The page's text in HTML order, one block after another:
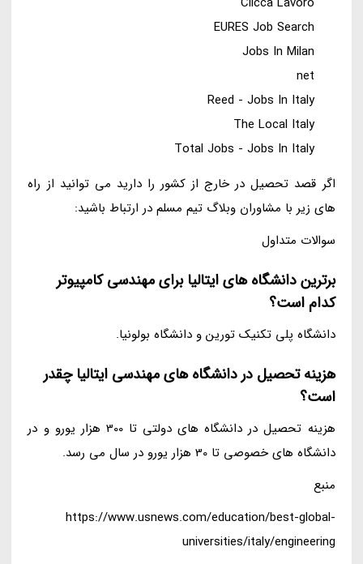
EURES Job Search
Jobs In Milan
net
Reed - Jobs In Italy
The Local Italy
Total Jobs - Jobs In Italy
اگر قصد تحصیل در خارج از کشور را دارید می توانید از راه
های زیر با مشاوران وبلاگ تیم مسلم در ارتباط باشید:
سوالات متداول
برترین دانشگاه های ایتالیا برای مهندسی کامپیوتر
کدام است؟
دانشگاه پلی تکنیک تورین و دانشگاه بولونیا.
هزینه تحصیل در دانشگاه های مهندسی ایتالیا چقدر
است؟
هزینه تحصیل در دانشگاه های دولتی تا 300 هزار یورو و در
دانشگاه های خصوصی تا 30 هزار یورو در سال می رسد.
منبع
https://www.usnews.com/education/best-global-
universities/italy/engineering